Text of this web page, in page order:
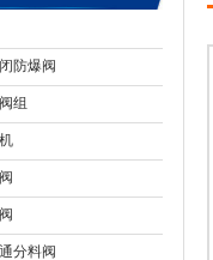
有限公司
防爆阀
组
分料阀